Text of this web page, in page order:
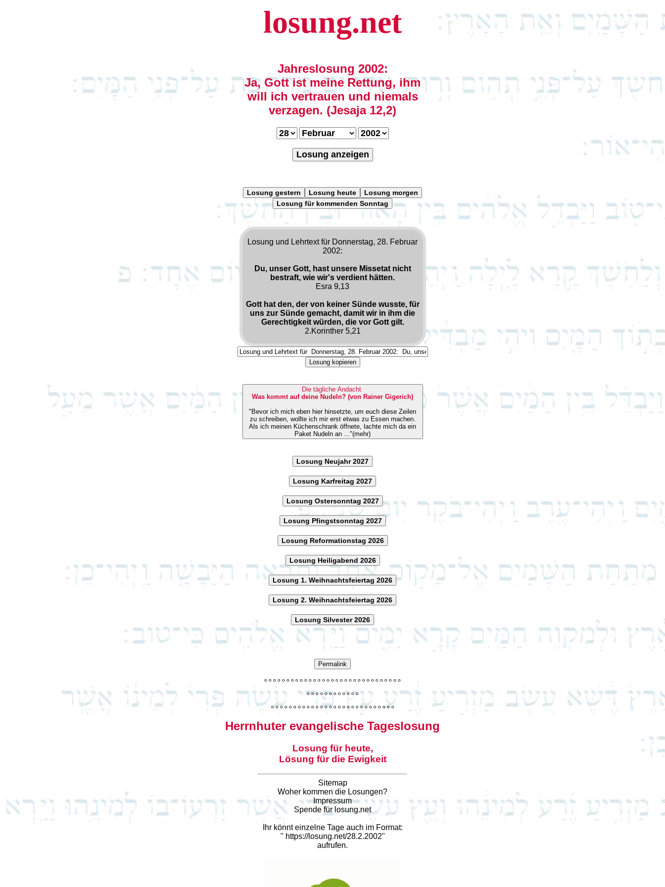
losung.net
Jahreslosung 2002:
Ja, Gott ist meine Rettung, ihm
will ich vertrauen und niemals
verzagen. (Jesaja 12,2)
Losung anzeigen
Losung gestern Losung heute
Losung morgen
Losung für kommenden Sonntag
Losung und Lehrtext für Donnerstag, 28. Februar
2002:
Du, unser Gott, hast unsere Missetat nicht
bestraft, wie wir's verdient hätten.
Esra 9,13
Gott hat den, der von keiner Sünde wusste, für
uns zur Sünde gemacht, damit wir in ihm die
Gerechtigkeit würden, die vor Gott gilt.
2.Korinther 5,21
Losung kopieren
Die tägliche Andacht
Was kommt auf deine Nudeln? (von Rainer Gigerich)
"Bevor ich mich eben hier hinsetzte, um euch diese Zeilen
zu schreiben, wollte ich mir erst etwas zu Essen machen.
Als ich meinen Küchenschrank öffnete, lachte mich da ein
Paket Nudeln an ..."(mehr)
Losung Neujahr 2027
Losung Karfreitag 2027
Losung Ostersonntag 2027
Losung Pfingstsonntag 2027
Losung Reformationstag 2026
Losung Heiligabend 2026
Losung 1. Weihnachtsfeiertag 2026
Losung 2. Weihnachtsfeiertag 2026
Losung Silvester 2026
Permalink
o o o o o o o o o o o o o o o o o o o o o o o o o o o o o o o
o o o o o o o o o o o o
o o o o o o o o o o o o o o o o o o o o o o o o o o o o
Herrnhuter evangelische Tageslosung
Losung für heute,
Lösung für die Ewigkeit
Sitemap
Woher kommen die Losungen?
Impressum
Spende für losung.net
Ihr könnt einzelne Tage auch im Format:
" https://losung.net/28.2.2002"
aufrufen.